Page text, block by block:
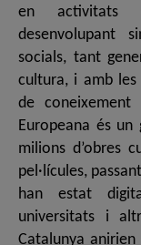
en activitats
desenvolupant
socials, tant
cultura, i amb
de coneixement
Europeana és
milions d’obres
pel·lícules,
han estat
universitats i
Catalunya